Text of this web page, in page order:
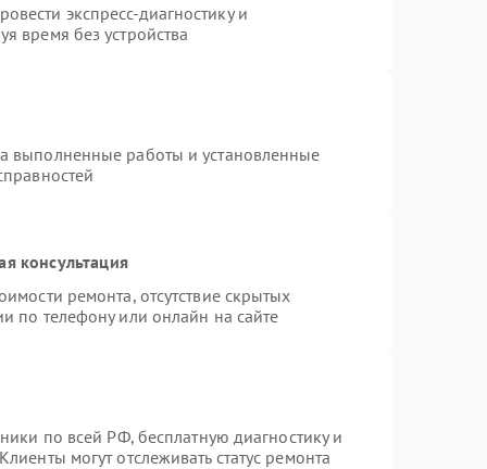
экспресс-диагностику и
время без устройства
выполненные работы и установленные
консультация
ремонта, отсутствие скрытых
по телефону или онлайн на сайте
по всей РФ, бесплатную диагностику и
могут отслеживать статус ремонта